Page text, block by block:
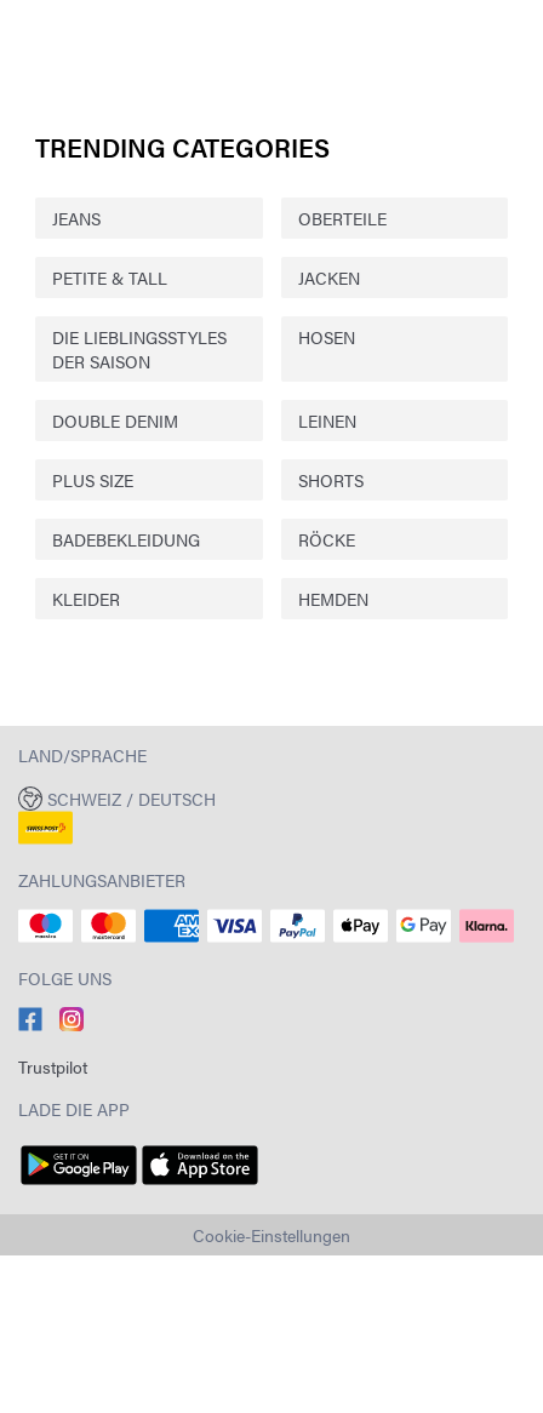
TRENDING CATEGORIES
JEANS OBERTEILE
PETITE & TALL JACKEN
DIE LIEBLINGSSTYLES
DER SAISON
HOSEN
DOUBLE DENIM LEINEN
PLUS SIZE SHORTS
BADEBEKLEIDUNG RÖCKE
KLEIDER HEMDEN
LAND/SPRACHE
SCHWEIZ / DEUTSCH
ZAHLUNGSANBIETER
FOLGE UNS
Trustpilot
LADE DIE APP
Cookie-Einstellungen